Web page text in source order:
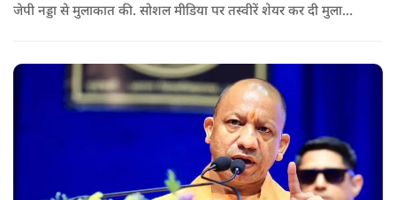
जेपी नड्डा से मुलाकात की. सोशल मीडिया पर तस्वीरें शेयर कर दी मुलाकात